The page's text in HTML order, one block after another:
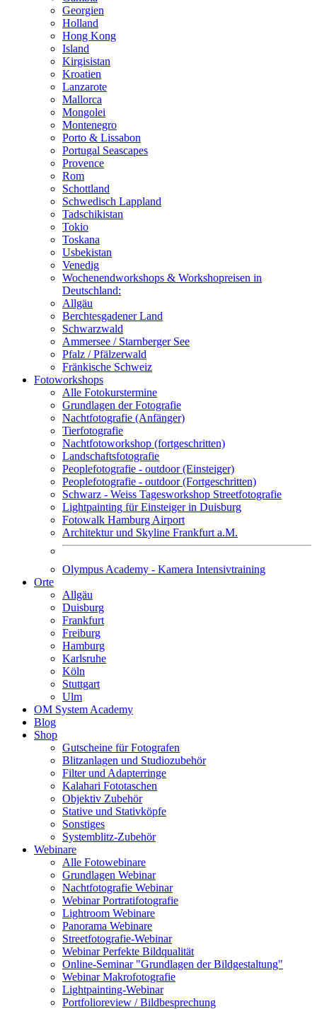
Georgien
Holland
Hong Kong
Island
Kirgisistan
Kroatien
Lanzarote
Mallorca
Mongolei
Montenegro
Porto & Lissabon
Portugal Seascapes
Provence
Rom
Schottland
Schwedisch Lappland
Tadschikistan
Tokio
Toskana
Usbekistan
Venedig
Wochenendworkshops & Workshopreisen in
Deutschland:
Allgäu
Berchtesgadener Land
Schwarzwald
Ammersee / Starnberger See
Pfalz / Pfälzerwald
Fränkische Schweiz
Fotoworkshops
Alle Fotokurstermine
Grundlagen der Fotografie
Nachtfotografie (Anfänger)
Tierfotografie
Nachtfotoworkshop (fortgeschritten)
Landschaftsfotografie
Peoplefotografie - outdoor (Einsteiger)
Peoplefotografie - outdoor (Fortgeschritten)
Schwarz - Weiss Tagesworkshop Streetfotografie
Lightpainting für Einsteiger in Duisburg
Fotowalk Hamburg Airport
Architektur und Skyline Frankfurt a.M.
Olympus Academy - Kamera Intensivtraining
Orte
Allgäu
Duisburg
Frankfurt
Freiburg
Hamburg
Karlsruhe
Köln
Stuttgart
Ulm
OM System Academy
Blog
Shop
Gutscheine für Fotografen
Blitzanlagen und Studiozubehör
Filter und Adapterringe
Kalahari Fototaschen
Objektiv Zubehör
Stative und Stativköpfe
Sonstiges
Systemblitz-Zubehör
Webinare
Alle Fotowebinare
Grundlagen Webinar
Nachtfotografie Webinar
Webinar Portratifotografie
Lightroom Webinare
Panorama Webinare
Streetfotografie-Webinar
Webinar Perfekte Bildqualität
Online-Seminar "Grundlagen der Bildgestaltung"
Webinar Makrofotografie
Lightpainting-Webinar
Portfolioreview / Bildbesprechung